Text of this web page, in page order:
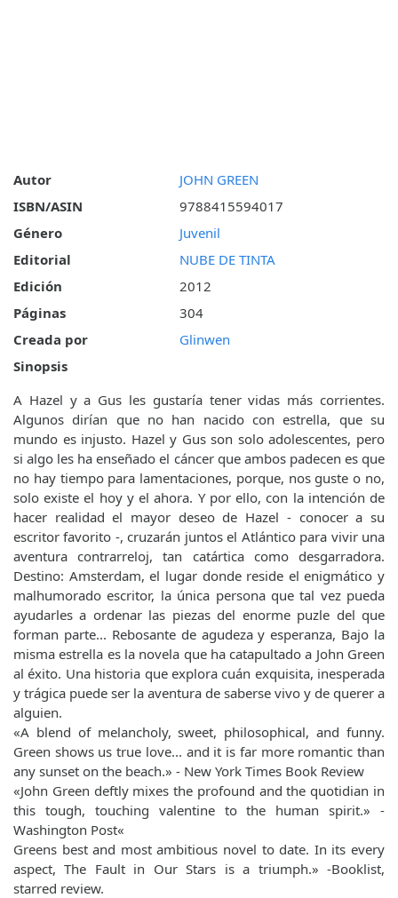
Autor
JOHN GREEN
ISBN/ASIN
9788415594017
Género
Juvenil
Editorial
NUBE DE TINTA
Edición
2012
Páginas
304
Creada por
Glinwen
Sinopsis
A Hazel y a Gus les gustaría tener vidas más corrientes.
Algunos dirían que no han nacido con estrella, que su
mundo es injusto. Hazel y Gus son solo adolescentes, pero
si algo les ha enseñado el cáncer que ambos padecen es que
no hay tiempo para lamentaciones, porque, nos guste o no,
solo existe el hoy y el ahora. Y por ello, con la intención de
hacer realidad el mayor deseo de Hazel - conocer a su
escritor favorito -, cruzarán juntos el Atlántico para vivir una
aventura contrarreloj, tan catártica como desgarradora.
Destino: Amsterdam, el lugar donde reside el enigmático y
malhumorado escritor, la única persona que tal vez pueda
ayudarles a ordenar las piezas del enorme puzle del que
forman parte... Rebosante de agudeza y esperanza, Bajo la
misma estrella es la novela que ha catapultado a John Green
al éxito. Una historia que explora cuán exquisita, inesperada
y trágica puede ser la aventura de saberse vivo y de querer a
alguien.
«A blend of melancholy, sweet, philosophical, and funny.
Green shows us true love... and it is far more romantic than
any sunset on the beach.» - New York Times Book Review
«John Green deftly mixes the profound and the quotidian in
this tough, touching valentine to the human spirit.» -
Washington Post«
Greens best and most ambitious novel to date. In its every
aspect, The Fault in Our Stars is a triumph.» -Booklist,
starred review.